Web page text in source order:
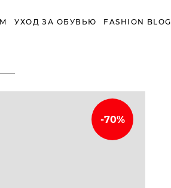
УХОД ЗА ОБУВЬЮ FASHION BLOG